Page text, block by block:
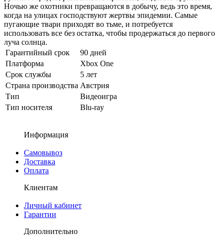
Ночью же охотники превращаются в добычу, ведь это время,
когда на улицах господствуют жертвы эпидемии. Самые
пугающие твари приходят во тьме, и потребуется
использовать все без остатка, чтобы продержаться до первого
луча солнца.
Гарантийный срок
90 дней
Платформа
Xbox One
Срок службы
5 лет
Страна производства Австрия
Тип
Видеоигра
Тип носителя
Blu-ray
Информация
Самовывоз
Доставка
Оплата
Клиентам
Личный кабинет
Гарантии
Дополнительно